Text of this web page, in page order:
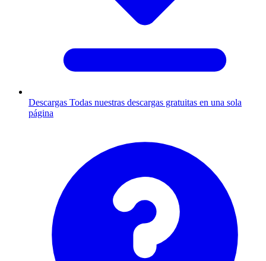
Descargas Todas nuestras descargas gratuitas en una sola
página